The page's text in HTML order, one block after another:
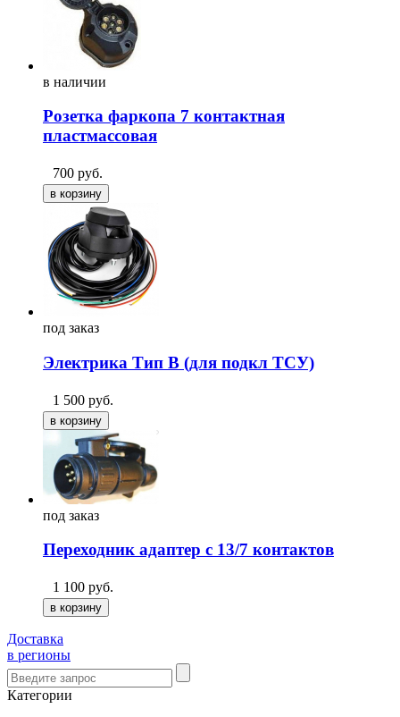
в наличии
Розетка фаркопа 7 контактная
пластмассовая
700 руб.
под заказ
Электрика Тип В (для подкл ТСУ)
1 500 руб.
под заказ
Переходник адаптер с 13/7 контактов
1 100 руб.
Доставка
в регионы
Категории